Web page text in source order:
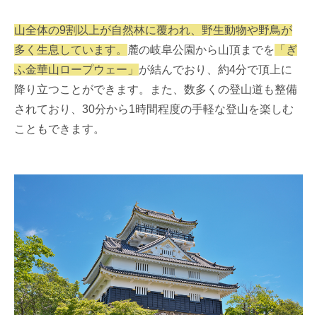
山全体の9割以上が自然林に覆われ、野生動物や野鳥が
多く生息しています。
麓の岐阜公園から山頂までを 「ぎ
ふ金華山ロープウェー」 が結んでおり、約4分で頂上に
降り立つことができます。また、数多くの登山道も整備
されており、30分から1時間程度の手軽な登山を楽しむ
こともできます。